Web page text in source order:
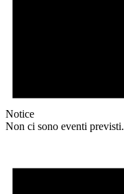
Notice
Non ci sono eventi previsti.